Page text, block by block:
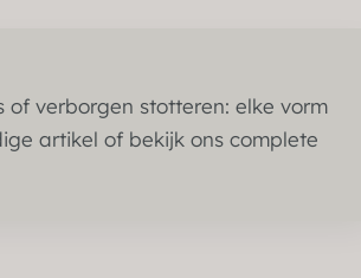
verborgen stotteren: elke vorm
artikel of bekijk ons complete